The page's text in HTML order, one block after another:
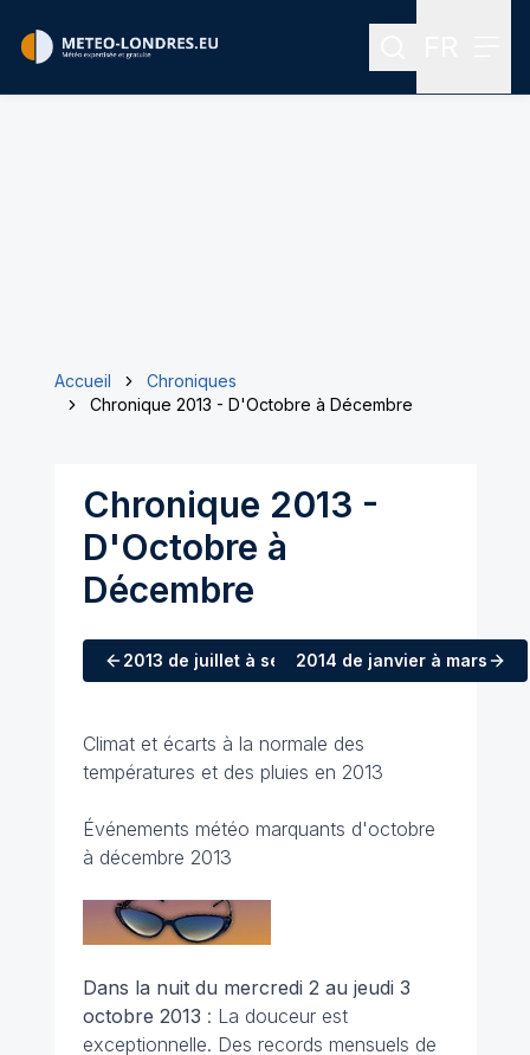
Rechercher
Accueil
Chroniques
Chronique 2013 - D'Octobre à Décembre
Chronique 2013 -
D'Octobre à
Décembre
2013 de juillet à septembre
2014 de janvier à mars
Climat et écarts à la normale des
températures et des pluies en 2013
Événements météo marquants d'octobre
à décembre 2013
Dans la nuit du mercredi 2 au jeudi 3
octobre 2013 : La douceur est
exceptionnelle. Des records mensuels de